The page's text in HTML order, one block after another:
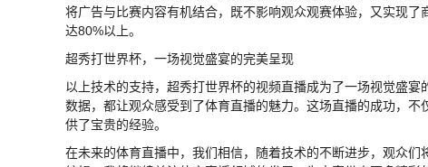
将广告与比赛内容有机结合，既不影响观众观赛体验，又实现
达80%以上。
超秀打世界杯，一场视觉盛宴的完美呈现
以上技术的支持，超秀打世界杯的视频直播成为了一场视觉盛
数据，都让观众感受到了体育直播的魅力。这场直播的成功，
供了宝贵的经验。
在未来的体育直播中，我们相信，随着技术的不断进步，观众